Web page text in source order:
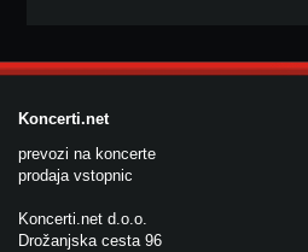
Koncerti.net
prevozi na koncerte
prodaja vstopnic
Koncerti.net d.o.o.
Drožanjska cesta 96